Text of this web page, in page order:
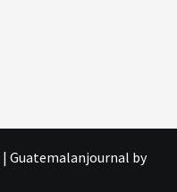
| Guatemalanjournal by